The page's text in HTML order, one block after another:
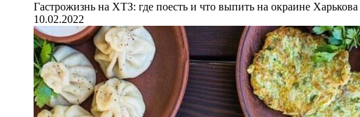
Гастрожизнь на ХТЗ: где поесть и что выпить на окраине Харькова
10.02.2022